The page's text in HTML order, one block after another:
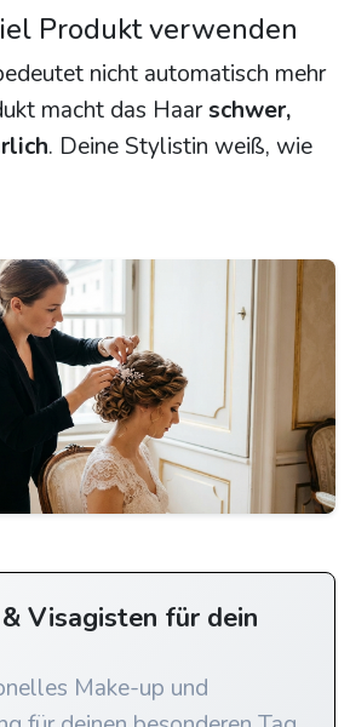
Produkt verwenden
nicht automatisch mehr
macht das Haarschwer,
. Deine Stylistin weiß, wie
Visagisten für dein
Make-up und